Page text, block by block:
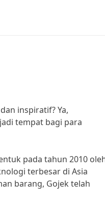
inspiratif? Ya,
tempat bagi para
pada tahun 2010
terbesar di Asia
barang, Gojek telah